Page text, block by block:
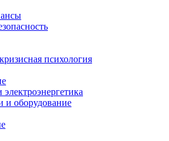
психология
и оборудование